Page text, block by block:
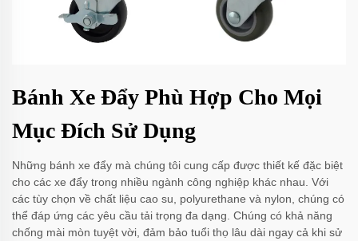
Bánh Xe Đẩy Phù Hợp Cho Mọi
Mục Đích Sử Dụng
Những bánh xe đẩy mà chúng tôi cung cấp được thiết kế đặc biệt
cho các xe đẩy trong nhiều ngành công nghiệp khác nhau. Với
các tùy chọn về chất liệu cao su, polyurethane và nylon, chúng có
thể đáp ứng các yêu cầu tải trọng đa dạng. Chúng có khả năng
chống mài mòn tuyệt vời, đảm bảo tuổi thọ lâu dài ngay cả khi sử